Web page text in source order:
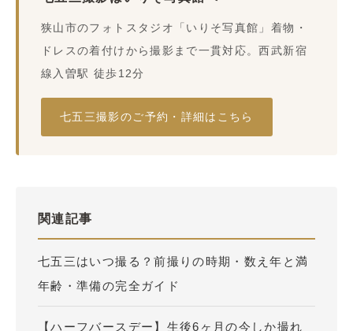
狭山市のフォトスタジオ「いりそ写真館」着物・
ドレスの着付けから撮影まで一貫対応。西武新宿
線入曽駅 徒歩12分
七五三撮影のご予約・詳細はこちら
関連記事
七五三はいつ撮る？前撮りの時期・数え年と満
年齢・準備の完全ガイド
【ハーフバースデー】生後6ヶ月の今しか撮れ